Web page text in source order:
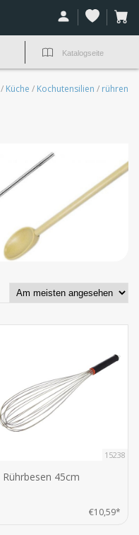
/ Küche / Kochutensilien / rühren
15238
Rührbesen 45cm
€10,59*